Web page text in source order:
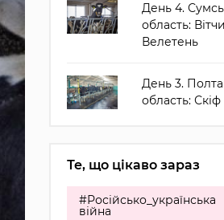
День 4.
область:
Велетень
День 3.
область: Скіф
Те, що цікаво зараз
#Російсько_українська
війна